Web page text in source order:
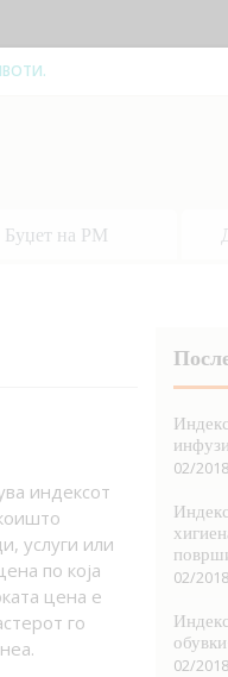
Буџет на РМ
индексот
услуги или
по која
цена е
го
02/2018
02/2018
02/2018